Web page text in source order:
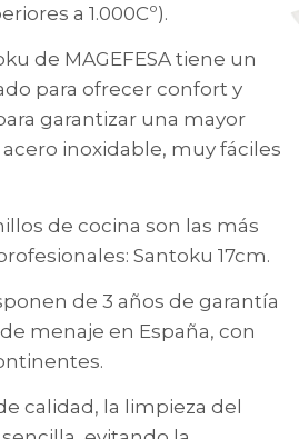
a 1.000Cº).
de MAGEFESA tiene un
para ofrecer confort y
garantizar una mayor
inoxidable, muy fáciles
de cocina son las más
Santoku 17cm.
de 3 años de garantía
menaje en España, con
calidad, la limpieza del